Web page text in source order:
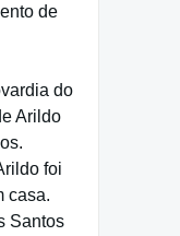
de
do
Arildo
foi
casa.
Santos